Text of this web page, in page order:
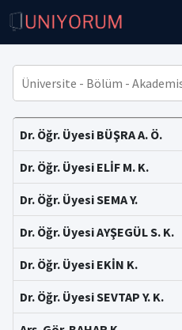
Dr. Öğr. Üyesi BÜŞRA A. Ö.
Dr. Öğr. Üyesi ELİF M. K.
Dr. Öğr. Üyesi SEMA Y.
Dr. Öğr. Üyesi AYŞEGÜL S. K.
Dr. Öğr. Üyesi EKİN K.
Dr. Öğr. Üyesi SEVTAP Y. K.